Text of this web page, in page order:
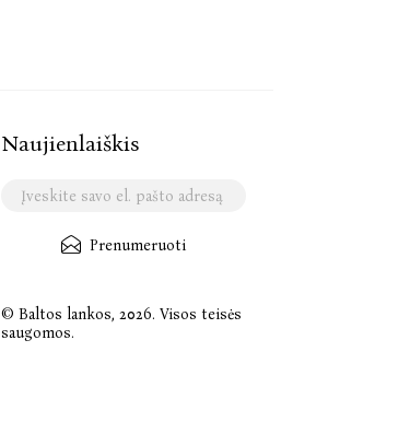
Naujienlaiškis
Prenumeruoti
© Baltos lankos, 2026. Visos teisės
saugomos.